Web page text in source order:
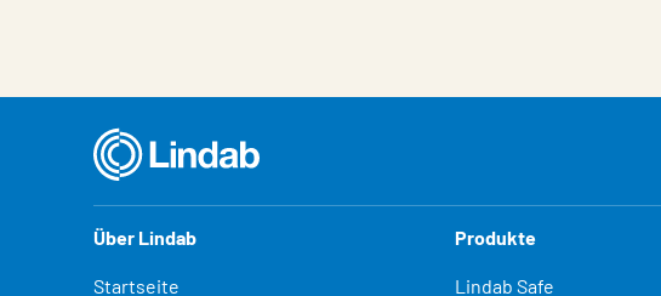
Über Lindab
Startseite
Produkte
Lindab Safe